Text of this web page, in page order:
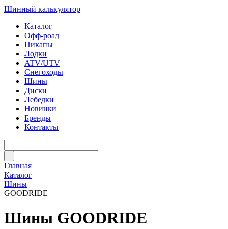
Шинный калькулятор
Каталог
Офф-роад
Пикапы
Лодки
ATV/UTV
Снегоходы
Шины
Диски
Лебедки
Новинки
Бренды
Контакты
Главная
Каталог
Шины
GOODRIDE
Шины GOODRIDE